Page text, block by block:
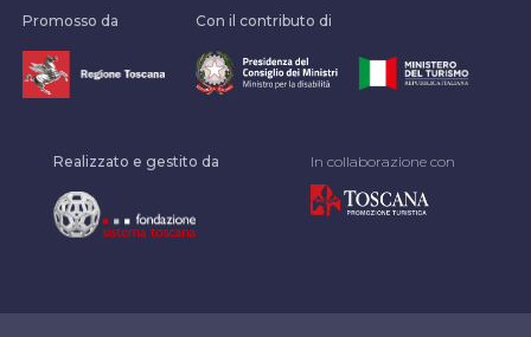
Promosso da Con il contributo di
Realizzato e gestito da In collaborazione con